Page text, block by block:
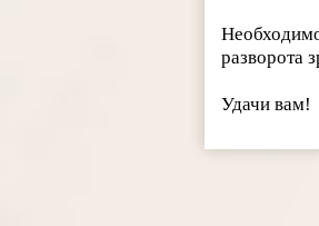
разворота
Удачи вам!